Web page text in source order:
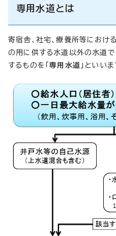
専用水道とは
寄宿舎、社宅、療養所等におけ
の用に供する水道以外の水道で
するものを「専用水道 」といいま